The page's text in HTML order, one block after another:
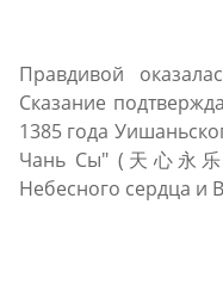
Правдивой
Сказание
1385 года
Чань Сы" (天心永
Небесного сердца и